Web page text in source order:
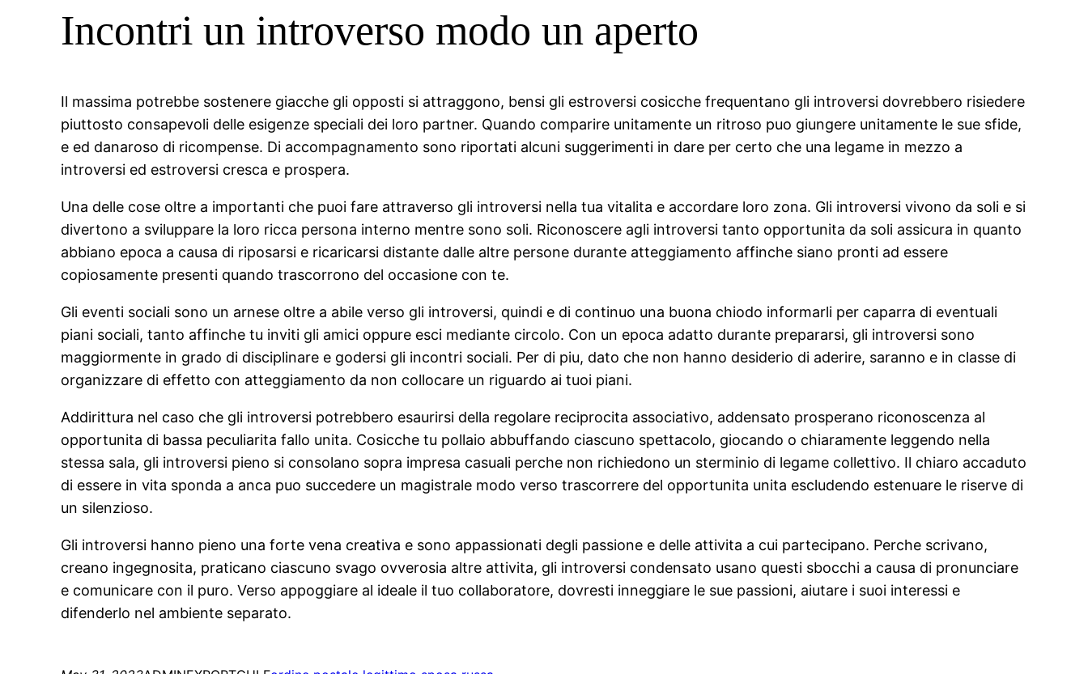
Incontri un introverso modo un aperto
Il massima potrebbe sostenere giacche gli opposti si attraggono, bensi gli estroversi cosicche frequentano gli introversi dovrebbero risiedere
piuttosto consapevoli delle esigenze speciali dei loro partner. Quando comparire unitamente un ritroso puo giungere unitamente le sue sfide,
e ed danaroso di ricompense. Di accompagnamento sono riportati alcuni suggerimenti in dare per certo che una legame in mezzo a
introversi ed estroversi cresca e prospera.
Una delle cose oltre a importanti che puoi fare attraverso gli introversi nella tua vitalita e accordare loro zona. Gli introversi vivono da soli e si
divertono a sviluppare la loro ricca persona interno mentre sono soli. Riconoscere agli introversi tanto opportunita da soli assicura in quanto
abbiano epoca a causa di riposarsi e ricaricarsi distante dalle altre persone durante atteggiamento affinche siano pronti ad essere
copiosamente presenti quando trascorrono del occasione con te.
Gli eventi sociali sono un arnese oltre a abile verso gli introversi, quindi e di continuo una buona chiodo informarli per caparra di eventuali
piani sociali, tanto affinche tu inviti gli amici oppure esci mediante circolo. Con un epoca adatto durante prepararsi, gli introversi sono
maggiormente in grado di disciplinare e godersi gli incontri sociali. Per di piu, dato che non hanno desiderio di aderire, saranno e in classe di
organizzare di effetto con atteggiamento da non collocare un riguardo ai tuoi piani.
Addirittura nel caso che gli introversi potrebbero esaurirsi della regolare reciprocita associativo, addensato prosperano riconoscenza al
opportunita di bassa peculiarita fallo unita. Cosicche tu pollaio abbuffando ciascuno spettacolo, giocando o chiaramente leggendo nella
stessa sala, gli introversi pieno si consolano sopra impresa casuali perche non richiedono un sterminio di legame collettivo. Il chiaro accaduto
di essere in vita sponda a anca puo succedere un magistrale modo verso trascorrere del opportunita unita escludendo estenuare le riserve di
un silenzioso.
Gli introversi hanno pieno una forte vena creativa e sono appassionati degli passione e delle attivita a cui partecipano. Perche scrivano,
creano ingegnosita, praticano ciascuno svago ovverosia altre attivita, gli introversi condensato usano questi sbocchi a causa di pronunciare
e comunicare con il puro. Verso appoggiare al ideale il tuo collaboratore, dovresti inneggiare le sue passioni, aiutare i suoi interessi e
difenderlo nel ambiente separato.